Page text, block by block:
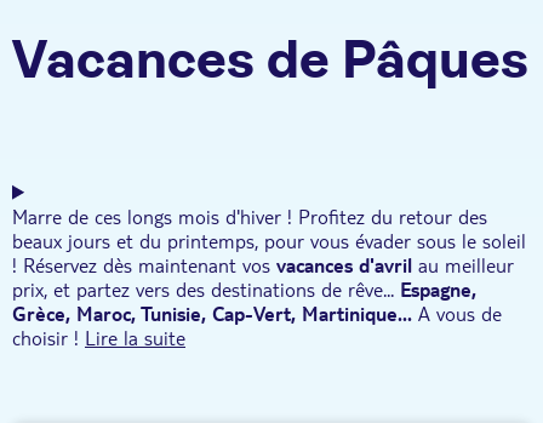
Vacances de Pâques
Marre de ces longs mois d'hiver ! Profitez du retour des
beaux jours et du printemps, pour vous évader sous le soleil
! Réservez dès maintenant vos vacances d'avril au meilleur
prix, et partez vers des destinations de rêve... Espagne,
Grèce, Maroc, Tunisie, Cap-Vert, Martinique... A vous de
choisir ! Lire la suite